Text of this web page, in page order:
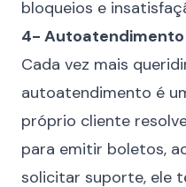
bloqueios e
4- Autoatendimento
Cada vez mais
autoatendimento é
próprio cliente
para emitir boletos,
solicitar suporte, ele